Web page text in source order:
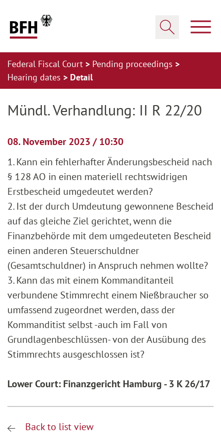
Federal Fiscal Court
Pending proceedings
Hearing dates
Detail
Mündl. Verhandlung: II R 22/20
08. November 2023 / 10:30
1. Kann ein fehlerhafter Änderungsbescheid nach
§ 128 AO in einen materiell rechtswidrigen
Erstbescheid umgedeutet werden?
2. Ist der durch Umdeutung gewonnene Bescheid
auf das gleiche Ziel gerichtet, wenn die
Finanzbehörde mit dem umgedeuteten Bescheid
einen anderen Steuerschuldner
(Gesamtschuldner) in Anspruch nehmen wollte?
3. Kann das mit einem Kommanditanteil
verbundene Stimmrecht einem Nießbraucher so
umfassend zugeordnet werden, dass der
Kommanditist selbst -auch im Fall von
Grundlagenbeschlüssen- von der Ausübung des
Stimmrechts ausgeschlossen ist?
Lower Court: Finanzgericht Hamburg - 3 K 26/17
Back to list view